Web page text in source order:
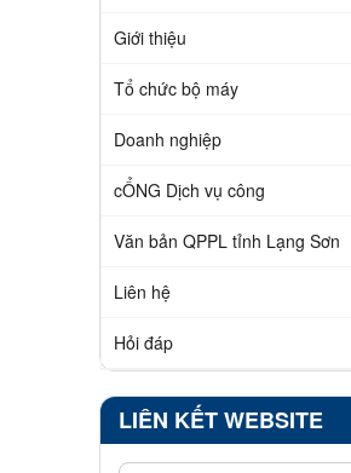
Giới thiệu
Tổ chức bộ máy
Doanh nghiệp
cỔNG Dịch vụ công
Văn bản QPPL tỉnh Lạng Sơn
Liên hệ
Hỏi đáp
LIÊN KẾT WEBSITE